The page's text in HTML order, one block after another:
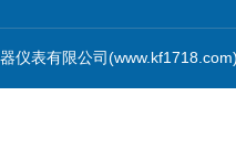
仪表有限公司